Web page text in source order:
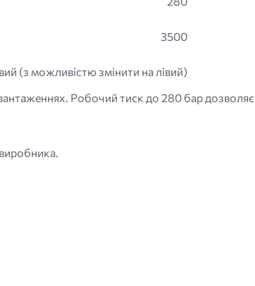
3500
(з можливістю змінити на лівий)
Робочий тиск до 280 бар дозволяє